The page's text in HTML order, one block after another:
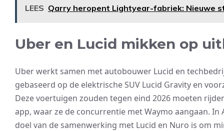
LEES Qarry heropent Lightyear-fabriek: Nieuwe
Uber en Lucid mikken op
Uber werkt samen met autobouwer Lucid en
gebaseerd op de elektrische SUV Lucid Gravity en
Deze voertuigen zouden tegen eind 2026 moeten
app, waar ze de concurrentie met Waymo aangaan.
doel van de samenwerking met Lucid en Nuro is om